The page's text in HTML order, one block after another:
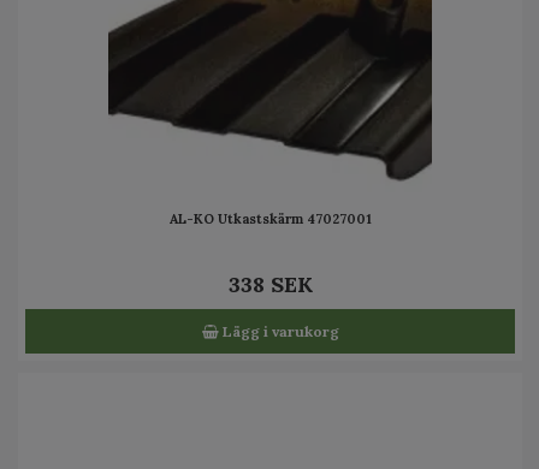
AL-KO Utkastskärm 47027001
338 SEK
Lägg i varukorg